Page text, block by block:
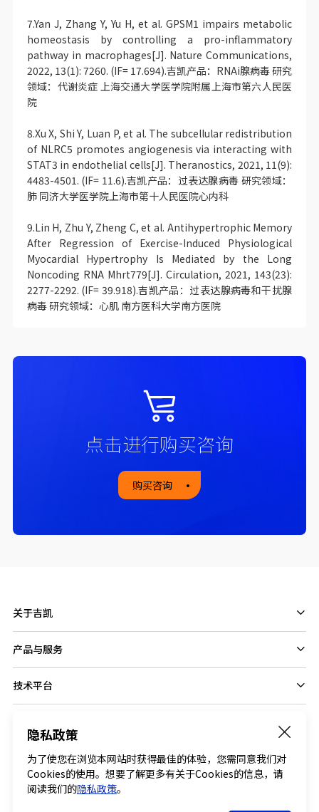
7.Yan J, Zhang Y, Yu H, et al. GPSM1 impairs metabolic
homeostasis by controlling a pro-inflammatory
pathway in macrophages[J]. Nature Communications,
2022, 13(1): 7260. (IF= 17.694).吉凯产品：RNAi腺病毒 研究
领域：代谢炎症 上海交通大学医学院附属上海市第六人民医
院
8.Xu X, Shi Y, Luan P, et al. The subcellular redistribution
of NLRC5 promotes angiogenesis via interacting with
STAT3 in endothelial cells[J]. Theranostics, 2021, 11(9):
4483-4501. (IF= 11.6).吉凯产品：过表达腺病毒 研究领域：
肺 同济大学医学院上海市第十人民医院心内科
9.Lin H, Zhu Y, Zheng C, et al. Antihypertrophic Memory
After Regression of Exercise-Induced Physiological
Myocardial Hypertrophy Is Mediated by the Long
Noncoding RNA Mhrt779[J]. Circulation, 2021, 143(23):
2277-2292. (IF= 39.918).吉凯产品：过表达腺病毒和干扰腺
病毒 研究领域：心肌 南方医科大学南方医院
点击进行购买咨询
购买咨询
隐私政策
为了使您在浏览本网站时获得最佳的体验，您需同意我们对
Cookies的使用。想要了解更多有关于Cookies的信息，请
阅读我们的隐私政策。
关于吉凯
产品与服务
技术平台
Follow us on